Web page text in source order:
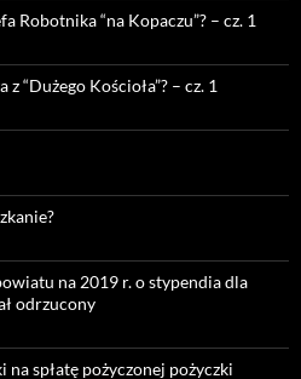
Robotnika “na Kopaczu”? – cz. 1
“Dużego Kościoła”? – cz. 1
na 2019 r. o stypendia dla
odrzucony
spłatę pożyczonej pożyczki